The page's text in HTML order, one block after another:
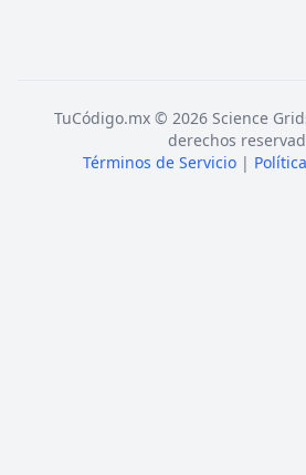
TuCódigo.mx © 2026 Science
derechos
Términos de Servicio |